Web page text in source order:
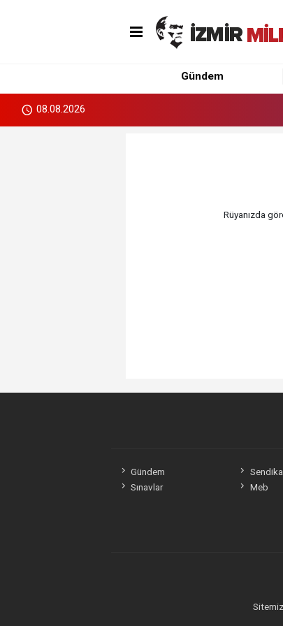
Gündem
08.08.2026
Rüyanızda
Gündem
Sendika
Sınavlar
Meb